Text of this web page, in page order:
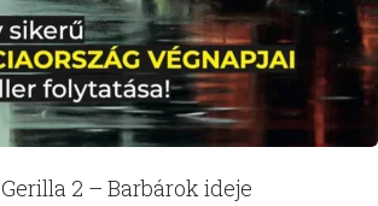
Gerilla 2 – Barbárok ideje